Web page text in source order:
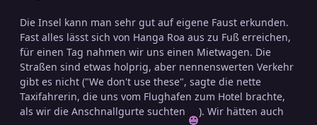
Die Insel kann man sehr gut auf eigene Faust erkunden.
Fast alles lässt sich von Hanga Roa aus zu Fuß erreichen,
für einen Tag nahmen wir uns einen Mietwagen. Die
Straßen sind etwas holprig, aber nennenswerten Verkehr
gibt es nicht ("We don't use these", sagte die nette
Taxifahrerin, die uns vom Flughafen zum Hotel brachte,
als wir die Anschnallgurte suchten
). Wir hätten auch